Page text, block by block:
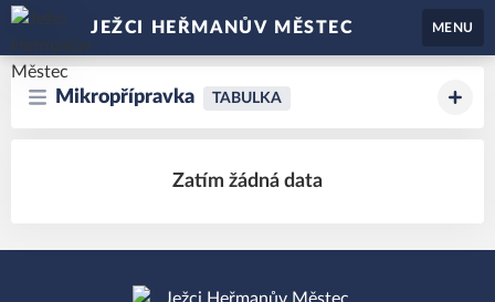
JEŽCI HEŘMANŮV MĚSTEC MENU
Mikropřípravka TABULKA
Zatím žádná data